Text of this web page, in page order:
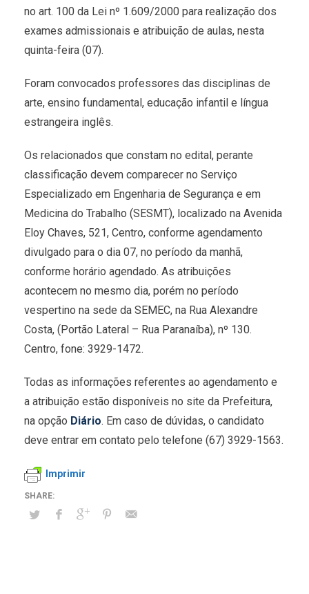
no art. 100 da Lei nº 1.609/2000 para realização dos
exames admissionais e atribuição de aulas, nesta
quinta-feira (07).
Foram convocados professores das disciplinas de
arte, ensino fundamental, educação infantil e língua
estrangeira inglês.
Os relacionados que constam no edital, perante
classificação devem comparecer no Serviço
Especializado em Engenharia de Segurança e em
Medicina do Trabalho (SESMT), localizado na Avenida
Eloy Chaves, 521, Centro, conforme agendamento
divulgado para o dia 07, no período da manhã,
conforme horário agendado. As atribuições
acontecem no mesmo dia, porém no período
vespertino na sede da SEMEC, na Rua Alexandre
Costa, (Portão Lateral – Rua Paranaíba), nº 130.
Centro, fone: 3929-1472.
Todas as informações referentes ao agendamento e
a atribuição estão disponíveis no site da Prefeitura,
na opção Diário. Em caso de dúvidas, o candidato
deve entrar em contato pelo telefone (67) 3929-1563.
Imprimir